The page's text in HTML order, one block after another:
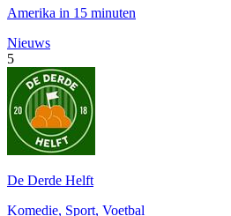
Amerika in 15 minuten
Nieuws
5
De Derde Helft
Komedie, Sport, Voetbal